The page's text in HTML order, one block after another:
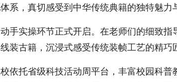
系，真切感受到中华传统典籍的独特魅力
手实操环节正式开启。在老师们的细致指
装古籍，沉浸式感受传统装帧工艺的精巧
依托省级科技活动周平台，丰富校园科